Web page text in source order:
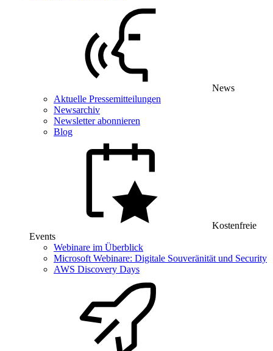
News
Aktuelle Pressemitteilungen
Newsarchiv
Newsletter abonnieren
Blog
Kostenfreie
Events
Webinare im Überblick
Microsoft Webinare: Digitale Souveränität und Security
AWS Discovery Days